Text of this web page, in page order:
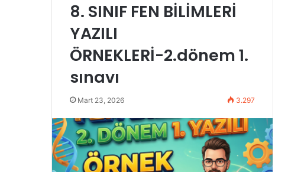
8. SINIF FEN BİLİMLERİ
YAZILI
ÖRNEKLERİ-2.dönem 1.
sınavı
Mart 23, 2026 3.297